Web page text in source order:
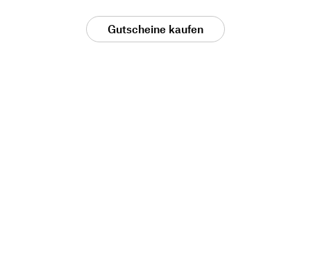
Gutscheine kaufen